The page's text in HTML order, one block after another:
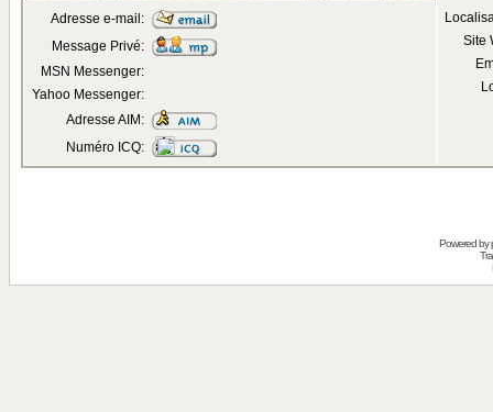
Site
Adresse e-mail:
Message Privé:
MSN Messenger:
Yahoo Messenger:
Adresse AIM:
Numéro ICQ:
Powered by